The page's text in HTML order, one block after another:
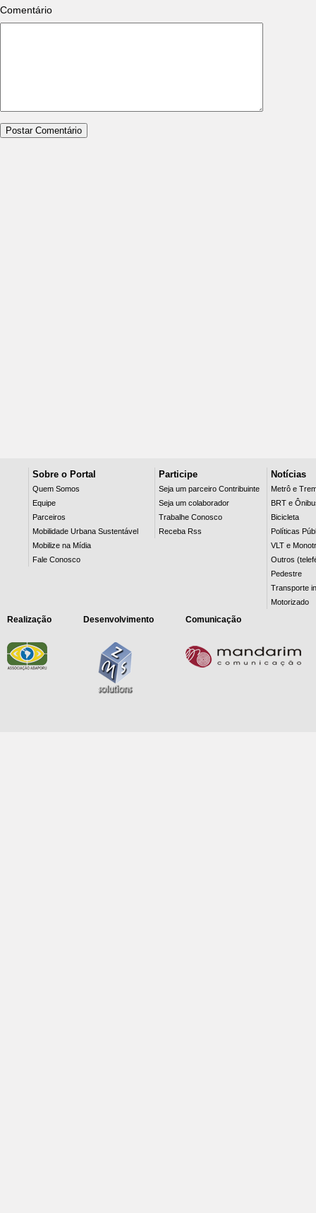
Comentário
Sobre o Portal
Quem Somos
Equipe
Parceiros
Mobilidade Urbana Sustentável
Mobilize na Mídia
Fale Conosco
Participe
Seja um parceiro Contribuinte
Seja um colaborador
Trabalhe Conosco
Receba Rss
Notícias
Metrô e
BRT e
Bicicleta
Políticas
VLT e
Outros
Pedestre
Transporte
Motorizado
Realização Desenvolvimento Comunicação